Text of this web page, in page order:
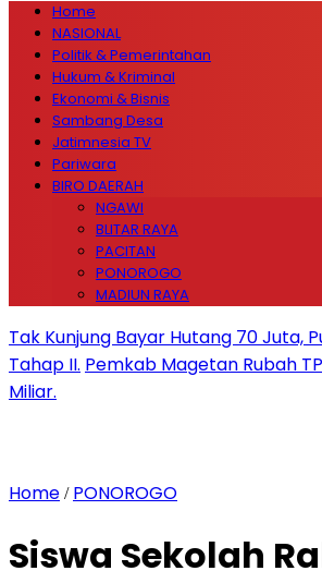
Home
NASIONAL
Politik & Pemerintahan
Hukum & Kriminal
Ekonomi & Bisnis
Sambang Desa
Jatimnesia TV
Pariwara
BIRO DAERAH
NGAWI
BLITAR RAYA
PACITAN
PONOROGO
MADIUN RAYA
Tak Kunjung Bayar Hutang 70 Juta,
Tahap II. Pemkab Magetan Rubah
Miliar.
Home / PONOROGO
Siswa Sekolah